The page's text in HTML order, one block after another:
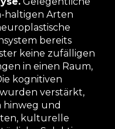
haltigen Arten
bereits
keine zufälligen
in einen Raum,
kognitiven
verstärkt,
hinweg und
kulturelle